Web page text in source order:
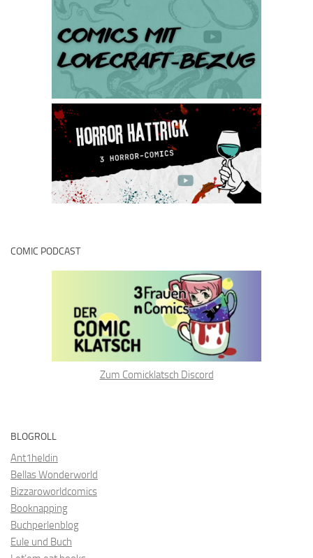
COMIC PODCAST
Zum Comicklatsch Discord
BLOGROLL
Ant1heldin
Bellas Wonderworld
Bizzaroworldcomics
Booknapping
Buchperlenblog
Eule und Buch